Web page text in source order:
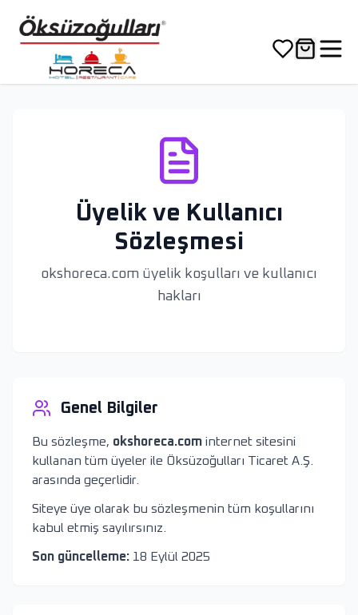
Üyelik ve Kullanıcı
Sözleşmesi
okshoreca.com üyelik koşulları ve kullanıcı
hakları
Genel Bilgiler
Bu sözleşme, okshoreca.com internet sitesini
kullanan tüm üyeler ile Öksüzoğulları Ticaret A.Ş.
arasında geçerlidir.
Siteye üye olarak bu sözleşmenin tüm koşullarını
kabul etmiş sayılırsınız.
Son güncelleme: 18 Eylül 2025